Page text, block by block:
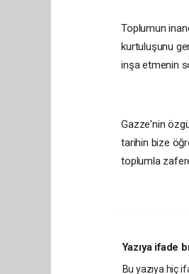
Toplumun
kurtuluşunu
inşa etmenin
Gazze'nin
tarihin bize
toplumla
Yazıya ifade
Bu yazıya hiç